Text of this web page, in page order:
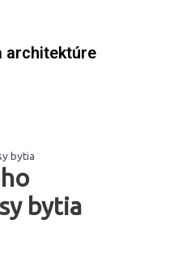
architektúre
bytia
bytia